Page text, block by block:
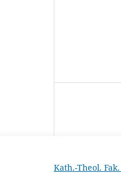
Kath.-Theol.